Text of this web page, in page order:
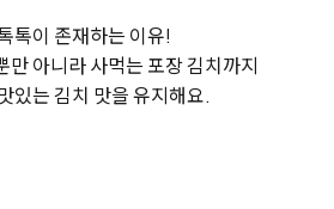
톡이 존재하는 이유!
만 아니라 사먹는 포장 김치까지
있는 김치 맛을 유지해요.